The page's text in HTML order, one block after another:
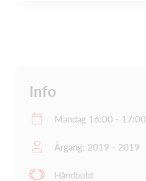
Info
Mandag 16:00 - 17:00
Årgang: 2019 - 2019
Håndbold